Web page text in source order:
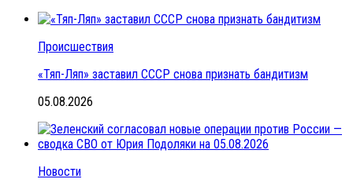
Происшествия
«Тяп-Ляп» заставил СССР снова признать бандитизм
05.08.2026
Новости